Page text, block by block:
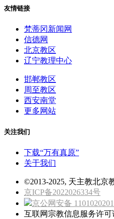
友情链接
梵蒂冈新闻网
信德网
北京教区
辽宁教理中心
邯郸教区
周至教区
西安南堂
更多网站
关注我们
下载“万有真原”
关于我们
©2013-2025, 天主教北京
京ICP备2022026334号
京公网安备
互联网宗教信息服务许可